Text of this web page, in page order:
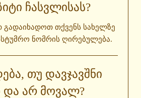
ᲩᲐᲡᲕᲚᲘᲡᲐᲡ?
გადაიხადოთ თქვენს სახელზე
ნომრის ღირებულება.
ᲗᲣ ᲓᲐᲕᲯᲐᲕᲨᲜᲘ
ᲓᲐ ᲐᲠ ᲛᲝᲕᲐᲚ?